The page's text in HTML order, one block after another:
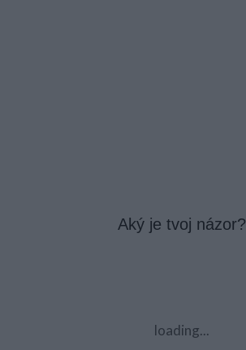
Aký je tvoj názor?
loading...